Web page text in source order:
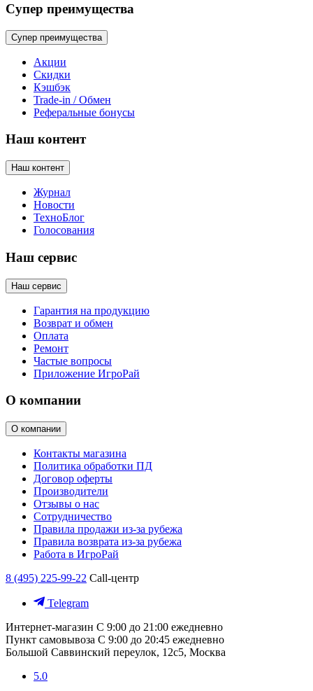
Супер преимущества
Супер преимущества
Акции
Скидки
Кэшбэк
Trade-in / Обмен
Реферальные бонусы
Наш контент
Наш контент
Журнал
Новости
ТехноБлог
Голосования
Наш сервис
Наш сервис
Гарантия на продукцию
Возврат и обмен
Оплата
Ремонт
Частые вопросы
Приложение ИгроРай
О компании
О компании
Контакты магазина
Политика обработки ПД
Договор оферты
Производители
Отзывы о нас
Сотрудничество
Правила продажи из-за рубежа
Правила возврата из-за рубежа
Работа в ИгроРай
8 (495) 225-99-22 Call-центр
Telegram
Интернет-магазин С 9:00 до 21:00 ежедневно
Пункт самовывоза С 9:00 до 20:45 ежедневно
Большой Саввинский переулок, 12с5, Москва
5.0